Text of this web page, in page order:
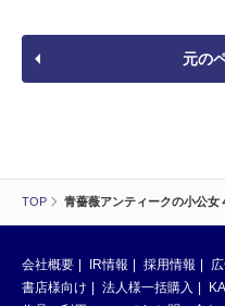
TOP 青薔薇アンティークの小公女
元の
会社概要 IR情報 採用情報
書店様向け
法人様一括購入